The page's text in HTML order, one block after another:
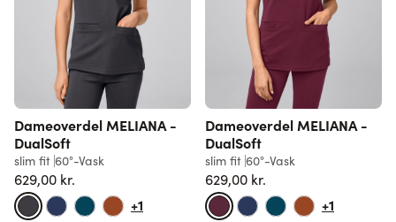
Dameoverdel MELIANA -
DualSoft
slim fit 60°-Vask
629,00 kr.
+1
Dameoverdel MELIANA -
DualSoft
slim fit 60°-Vask
629,00 kr.
+1